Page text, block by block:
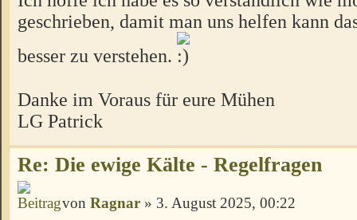
geschrieben, damit man uns helfen kann
besser zu verstehen.
Danke im Voraus für eure Mühen
LG Patrick
Re: Die ewige Kälte - Regelfragen
von Ragnar » 3. August 2025, 00:22